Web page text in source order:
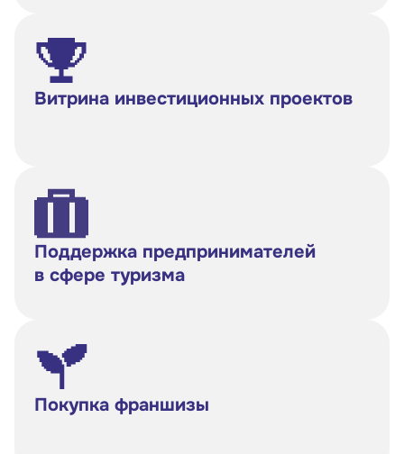
Банкам и финансовым организациям
Инфраструктуре поддержки
Витрина инвестиционных проектов
Поддержка предпринимателей
в сфере туризма
Покупка франшизы